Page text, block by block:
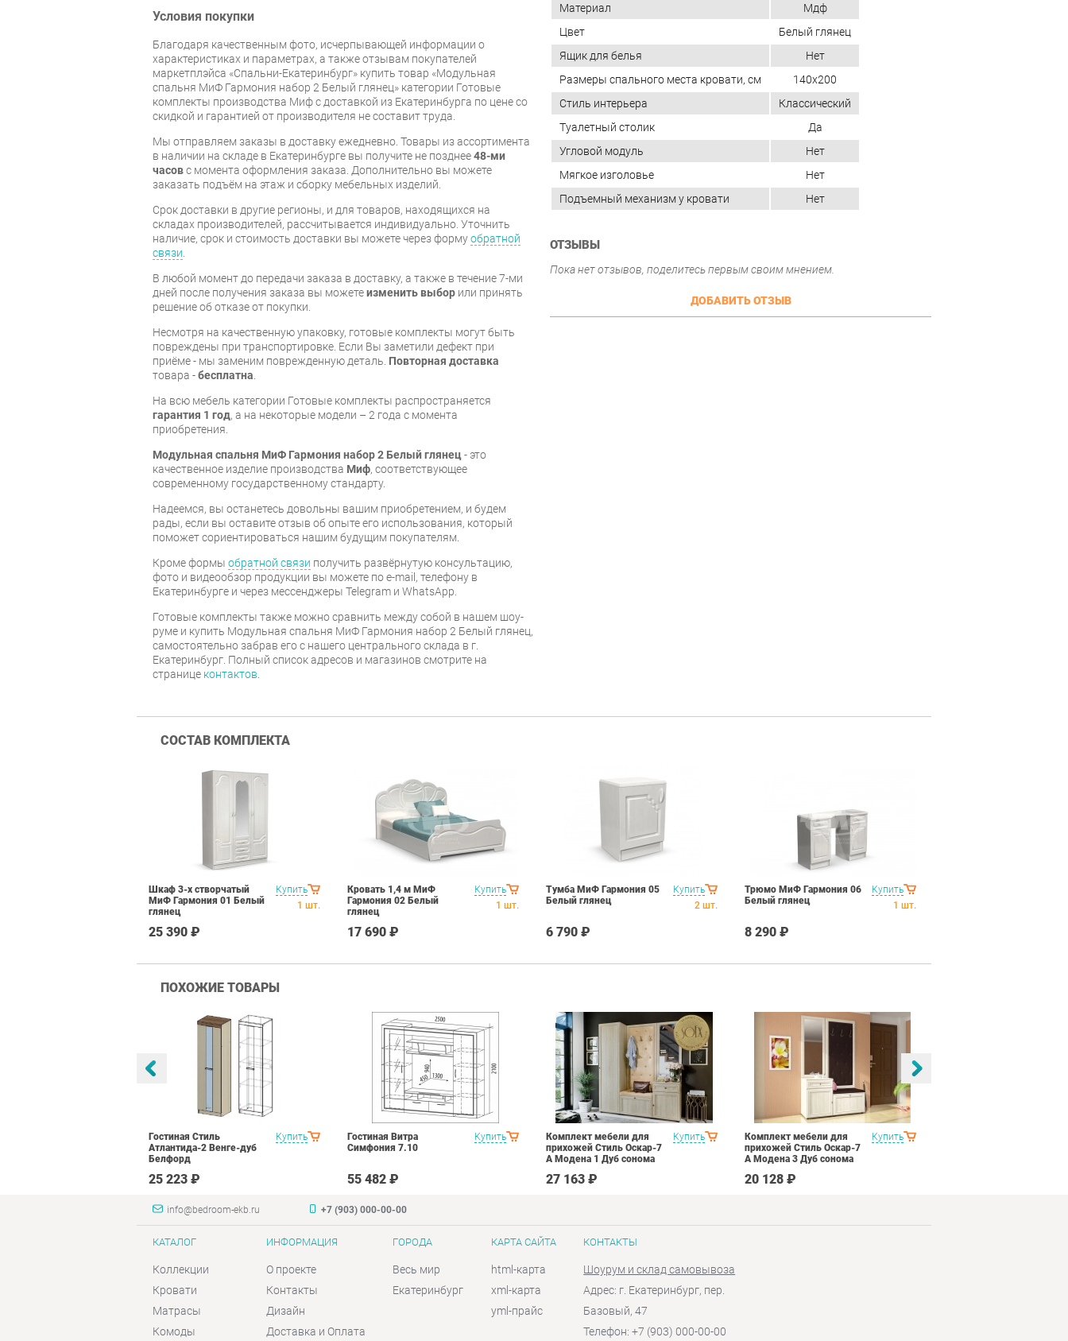
Условия покупки
Благодаря качественным фото, исчерпывающей информации о
характеристиках и параметрах, а также отзывам покупателей
маркетплэйса «Спальни-Екатеринбург» купить товар «Модульная
спальня МиФ Гармония набор 2 Белый глянец» категории Готовые
комплекты производства Миф с доставкой из Екатеринбурга по цене со
скидкой и гарантией от производителя не составит труда.
Мы отправляем заказы в доставку ежедневно. Товары из ассортимента
в наличии на складе в Екатеринбурге вы получите не позднее48-ми
часовс момента оформления заказа. Дополнительно вы можете
заказать подъём на этаж и сборку мебельных изделий.
Срок доставки в другие регионы, и для товаров, находящихся на
складах производителей, рассчитывается индивидуально. Уточнить
наличие, срок и стоимость доставки вы можете через формуобратной
связи
В любой момент до передачи заказа в доставку, а также в течение 7-ми
дней после получения заказа вы можетеизменить выбор или принять
решение об отказе от покупки.
Несмотря на качественную упаковку, готовые комплекты могут быть
повреждены при транспортировке. Если Вы заметили дефект при
приёме - мы заменим поврежденную деталь. Повторная доставка
товара -бесплатна
На всю мебель категории Готовые комплекты распространяется
гарантия 1 год, а на некоторые модели – 2 года с момента
приобретения.
Модульная спальня МиФ Гармония набор 2 Белый глянец- это
качественное изделие производства Миф, соответствующее
современному государственному стандарту.
Надеемся, вы останетесь довольны вашим приобретением, и будем
рады, если вы оставите отзыв об опыте его использования, который
поможет сориентироваться нашим будущим покупателям.
Кроме формы обратной связи получить развёрнутую консультацию,
фото и видеообзор продукции вы можете по e-mail, телефону в
Екатеринбурге и через мессенджеры Telegram и WhatsApp.
Готовые комплекты также можно сравнить между собой в нашем шоу-
руме и купить Модульная спальня МиФ Гармония набор 2 Белый глянец,
самостоятельно забрав его с нашего центрального склада в г.
Екатеринбург. Полный список адресов и магазинов смотрите на
странице контактов
Материал
Мдф
Цвет
Белый глянец
Ящик для белья
Нет
Размеры спального места кровати, см
140x200
Стиль интерьера
Классический
Туалетный столик
Да
Угловой модуль
Нет
Мягкое изголовье
Нет
Подъемный механизм у кровати
Нет
ОТЗЫВЫ
Пока нет отзывов, поделитесь первым своим мнением.
ДОБАВИТЬ ОТЗЫВ
СОСТАВ КОМПЛЕКТА
Купить
Шкаф 3-х створчатый
МиФ Гармония 01 Белый
глянец
25 390 ₽
1 шт.
Купить
Кровать 1,4 м МиФ
Гармония 02 Белый
глянец
17 690 ₽
1 шт.
Купить
Тумба МиФ Гармония 05
Белый глянец
6 790 ₽
2 шт.
Купить
Трюмо МиФ Гармония 06
Белый глянец
8 290 ₽
1 шт.
ПОХОЖИЕ ТОВАРЫ
Купить
Гостиная Стиль
Атлантида-2 Венге-дуб
Белфорд
25 223 ₽
Купить
Гостиная Витра
Симфония 7.10
55 482 ₽
Купить
Комплект мебели для
прихожей Стиль Оскар-7
А Модена 1 Дуб сонома
27 163 ₽
Купить
Комплект мебели для
прихожей Стиль Оскар-7
А Модена 3 Дуб сонома
20 128 ₽
info@bedroom-ekb.ru +7 (903) 000-00-00
КАТАЛОГ
Коллекции
Кровати
Матрасы
Комоды
ИНФОРМАЦИЯ
О проекте
Контакты
Дизайн
Доставка и Оплата
ГОРОДА
Весь мир
Екатеринбург
КАРТА САЙТА
html-карта
xml-карта
yml-прайс
КОНТАКТЫ
Шоурум и склад самовывоза
Адрес: г. Екатеринбург, пер.
Базовый, 47
Телефон: +7 (903) 000-00-00